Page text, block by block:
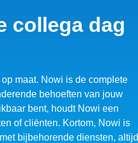
collega dag
maat. Nowi is de complete
behoeften van jouw
bent, houdt Nowi een
of cliënten. Kortom, Nowi is
bijbehorende diensten, altijd